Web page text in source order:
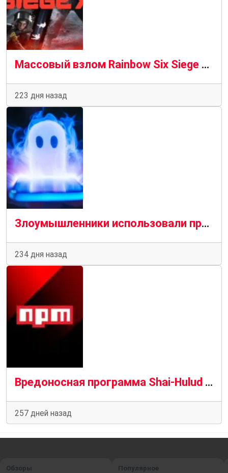
Массовый взлом Rainbow Six Siege принес игрокам миллиарды кредитов
223 дня назад
Злоумышленники использовали привязку устройства к WhatsApp для взлома аккаунтов
234 дня назад
Вредоносная программа Shai-Hulud заражает 500 пакетов npm и раскрывает секреты на GitHub
257 дней назад
Обзоры Популярное